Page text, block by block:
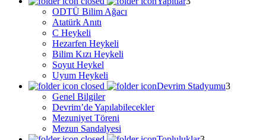
ODTÜ Bilim Ağacı
Atatürk Anıtı
C Heykeli
Hezarfen Heykeli
Bilim Kızı Heykeli
Soyut Heykel
Uyum Heykeli
Devrim Stadyumu
Genel Bilgiler
Devrim’de Yapılabilecekler
Mezuniyet Töreni
Mezun Sandalyesi